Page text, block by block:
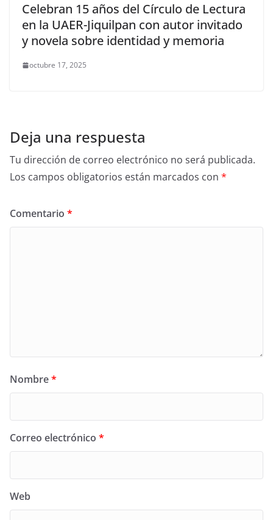
Celebran 15 años del Círculo de Lectura
en la UAER-Jiquilpan con autor invitado
y novela sobre identidad y memoria
octubre 17, 2025
Deja una respuesta
Tu dirección de correo electrónico no será publicada.
Los campos obligatorios están marcados con *
Comentario *
Nombre*
Correo electrónico *
Web